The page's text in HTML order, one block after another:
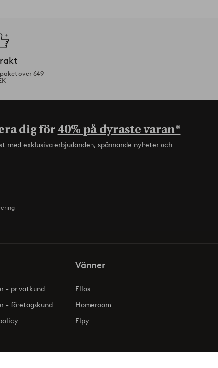
över 649
dig för40% på dyraste varan*
med exklusiva erbjudanden, spännande nyheter och
- privatkund
- företagskund
Vänner
Ellos
Homeroom
Elpy